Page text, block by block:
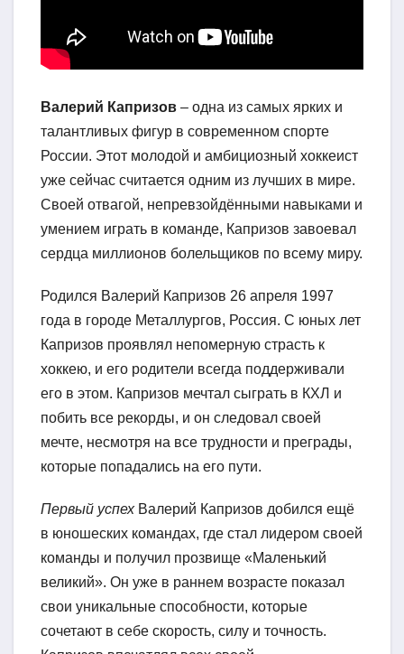
Валерий Капризов – одна из самых ярких и
талантливых фигур в современном спорте
России. Этот молодой и амбициозный хоккеист
уже сейчас считается одним из лучших в мире.
Своей отвагой, непревзойдёнными навыками и
умением играть в команде, Капризов завоевал
сердца миллионов болельщиков по всему миру.
Родился Валерий Капризов 26 апреля 1997
года в городе Металлургов, Россия. С юных лет
Капризов проявлял непомерную страсть к
хоккею, и его родители всегда поддерживали
его в этом. Капризов мечтал сыграть в КХЛ и
побить все рекорды, и он следовал своей
мечте, несмотря на все трудности и преграды,
которые попадались на его пути.
Первый успехВалерий Капризов добился ещё
в юношеских командах, где стал лидером своей
команды и получил прозвище «Маленький
великий». Он уже в раннем возрасте показал
свои уникальные способности, которые
сочетают в себе скорость, силу и точность.